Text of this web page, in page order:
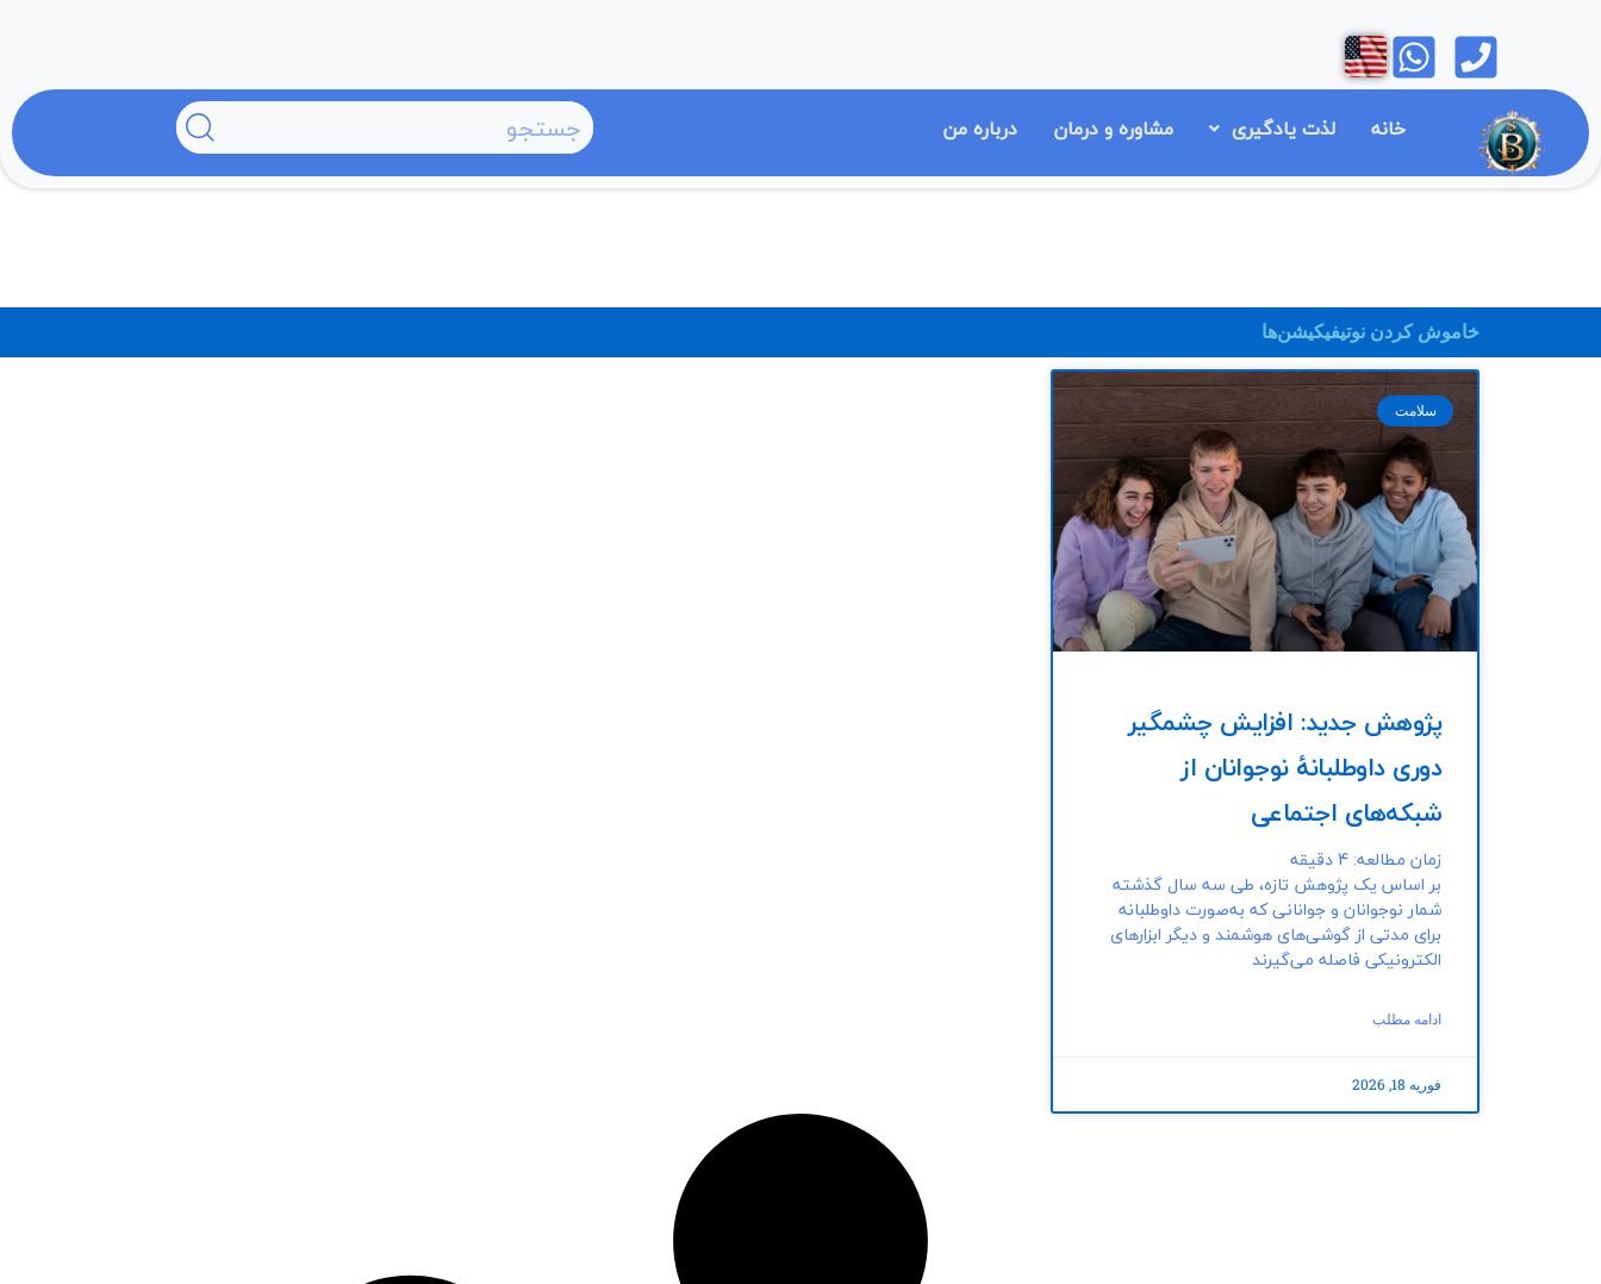
محتوا
Open
Open
خانه لذت یادگیری مشاوره و درمان درباره من
خاموش کردن نوتیفیکیشن‌ها
سلامت
پژوهش جدید: افزایش چشمگیر
دوری داوطلبانهٔ نوجوانان از
شبکه‌های اجتماعی
زمان مطالعه: 4 دقیقه
بر اساس یک پژوهش تازه، طی سه سال گذشته
شمار نوجوانان و جوانانی که به‌صورت داوطلبانه
برای مدتی از گوشی‌های هوشمند و دیگر ابزارهای
الکترونیکی فاصله می‌گیرند
ادامه مطلب
فوریه 18, 2026